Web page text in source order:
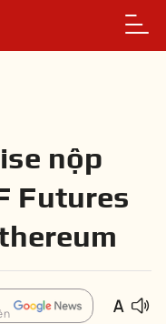
nộp
Futures